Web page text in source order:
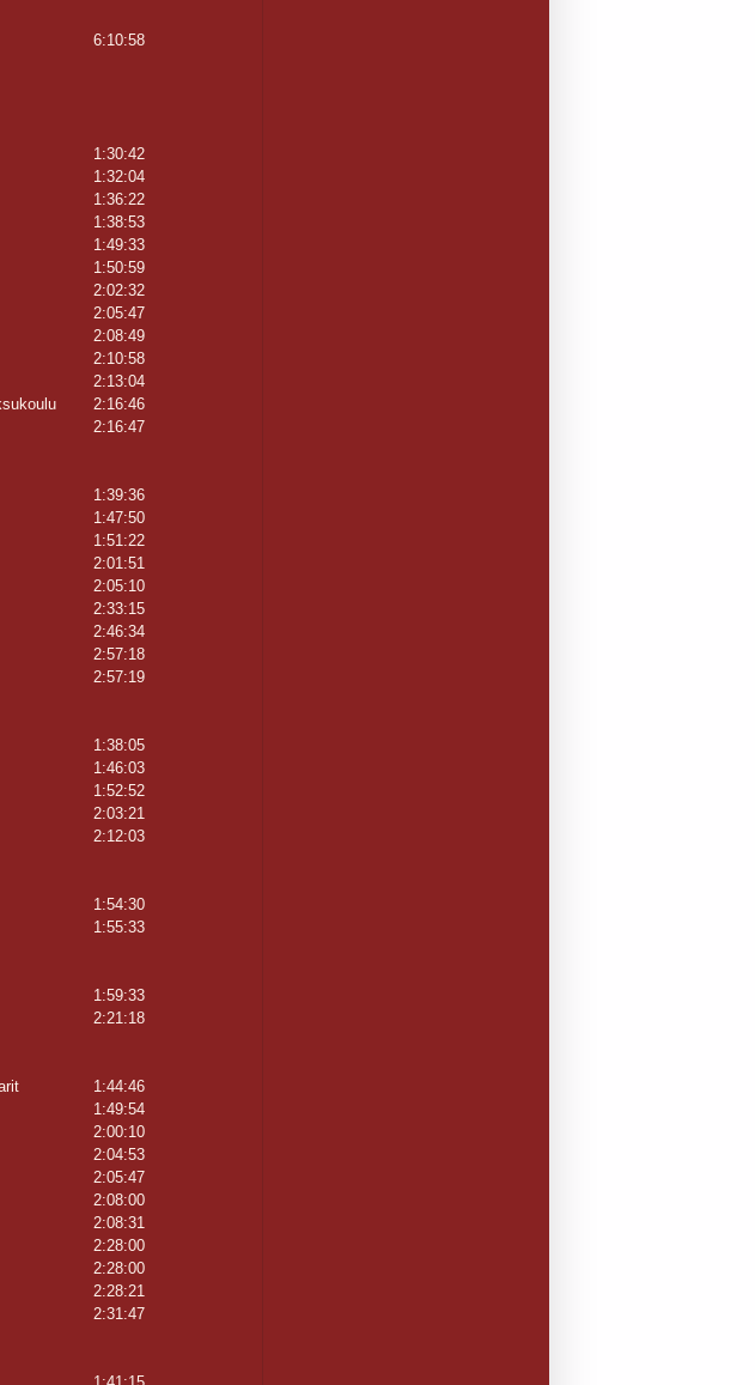
6:10:58
1:30:42
1:32:04
1:36:22
1:38:53
1:49:33
1:50:59
2:02:32
2:05:47
2:08:49
2:10:58
2:13:04
2:16:46
2:16:47
1:39:36
1:47:50
1:51:22
2:01:51
2:05:10
2:33:15
2:46:34
2:57:18
2:57:19
1:38:05
1:46:03
1:52:52
2:03:21
2:12:03
1:54:30
1:55:33
1:59:33
2:21:18
1:44:46
1:49:54
2:00:10
2:04:53
2:05:47
2:08:00
2:08:31
2:28:00
2:28:00
2:28:21
2:31:47